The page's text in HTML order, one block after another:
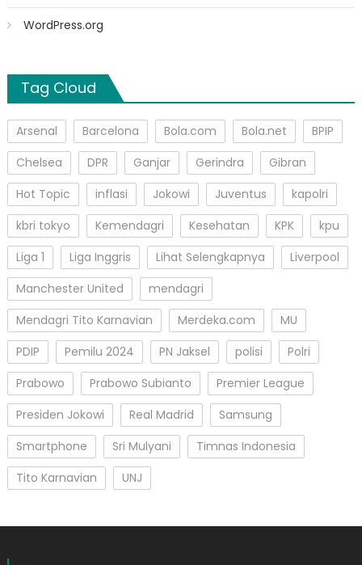
WordPress.org
Tag Cloud
Arsenal Barcelona Bola.com Bola.net
BPIP
Chelsea
DPR Ganjar Gerindra
Gibran
Hot Topic
inflasi Jokowi Juventus
kapolri
kbri tokyo
Kemendagri Kesehatan KPK
kpu
Liga 1
Liga Inggris Lihat Selengkapnya
Liverpool
Manchester United
mendagri
Mendagri Tito Karnavian
Merdeka.com
MU
PDIP
Pemilu 2024 PN Jaksel polisi
Polri
Prabowo
Prabowo Subianto
Premier League
Presiden Jokowi
Real Madrid
Samsung
Smartphone
Sri Mulyani
Timnas Indonesia
Tito Karnavian
UNJ